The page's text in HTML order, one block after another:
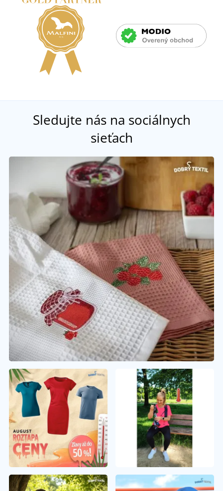
Sledujte nás na sociálnych
sieťach